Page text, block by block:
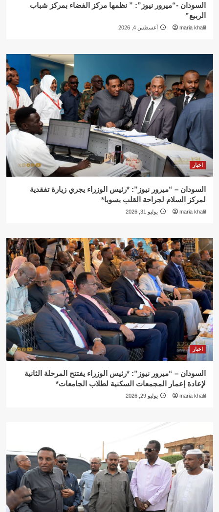
السودان -“ميرور نيوز”: ” نظمها مركز الفضاء بمركز شباب
الربيع”
maria khalil أغسطس 4, 2026
اخبار
السودان – “ميرور نيوز”: *رئيس الوزراء يجري زيارة تفقدية
لمركز السلام لجراحة القلب بسوبا*
maria khalil يوليو 31, 2026
اخبار
السودان – “ميرور نيوز”: *رئيس الوزراء يفتتح المرحلة الثانية
لإعادة إعمار المجمعات السكنية لطلاب الجامعات*
maria khalil يوليو 29, 2026